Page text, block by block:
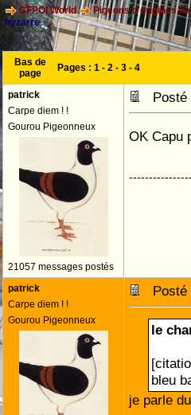
CFPOI World Pigeons d'origines
byzarre
Bas de
page
Pages : 1 - 2 - 3 - 4
patrick
Carpe diem ! !
Gourou Pigeonneux
21057 messages postés
Posté
OK Capu
patrick
Carpe diem ! !
Gourou Pigeonneux
Posté
le
bleu
je parle